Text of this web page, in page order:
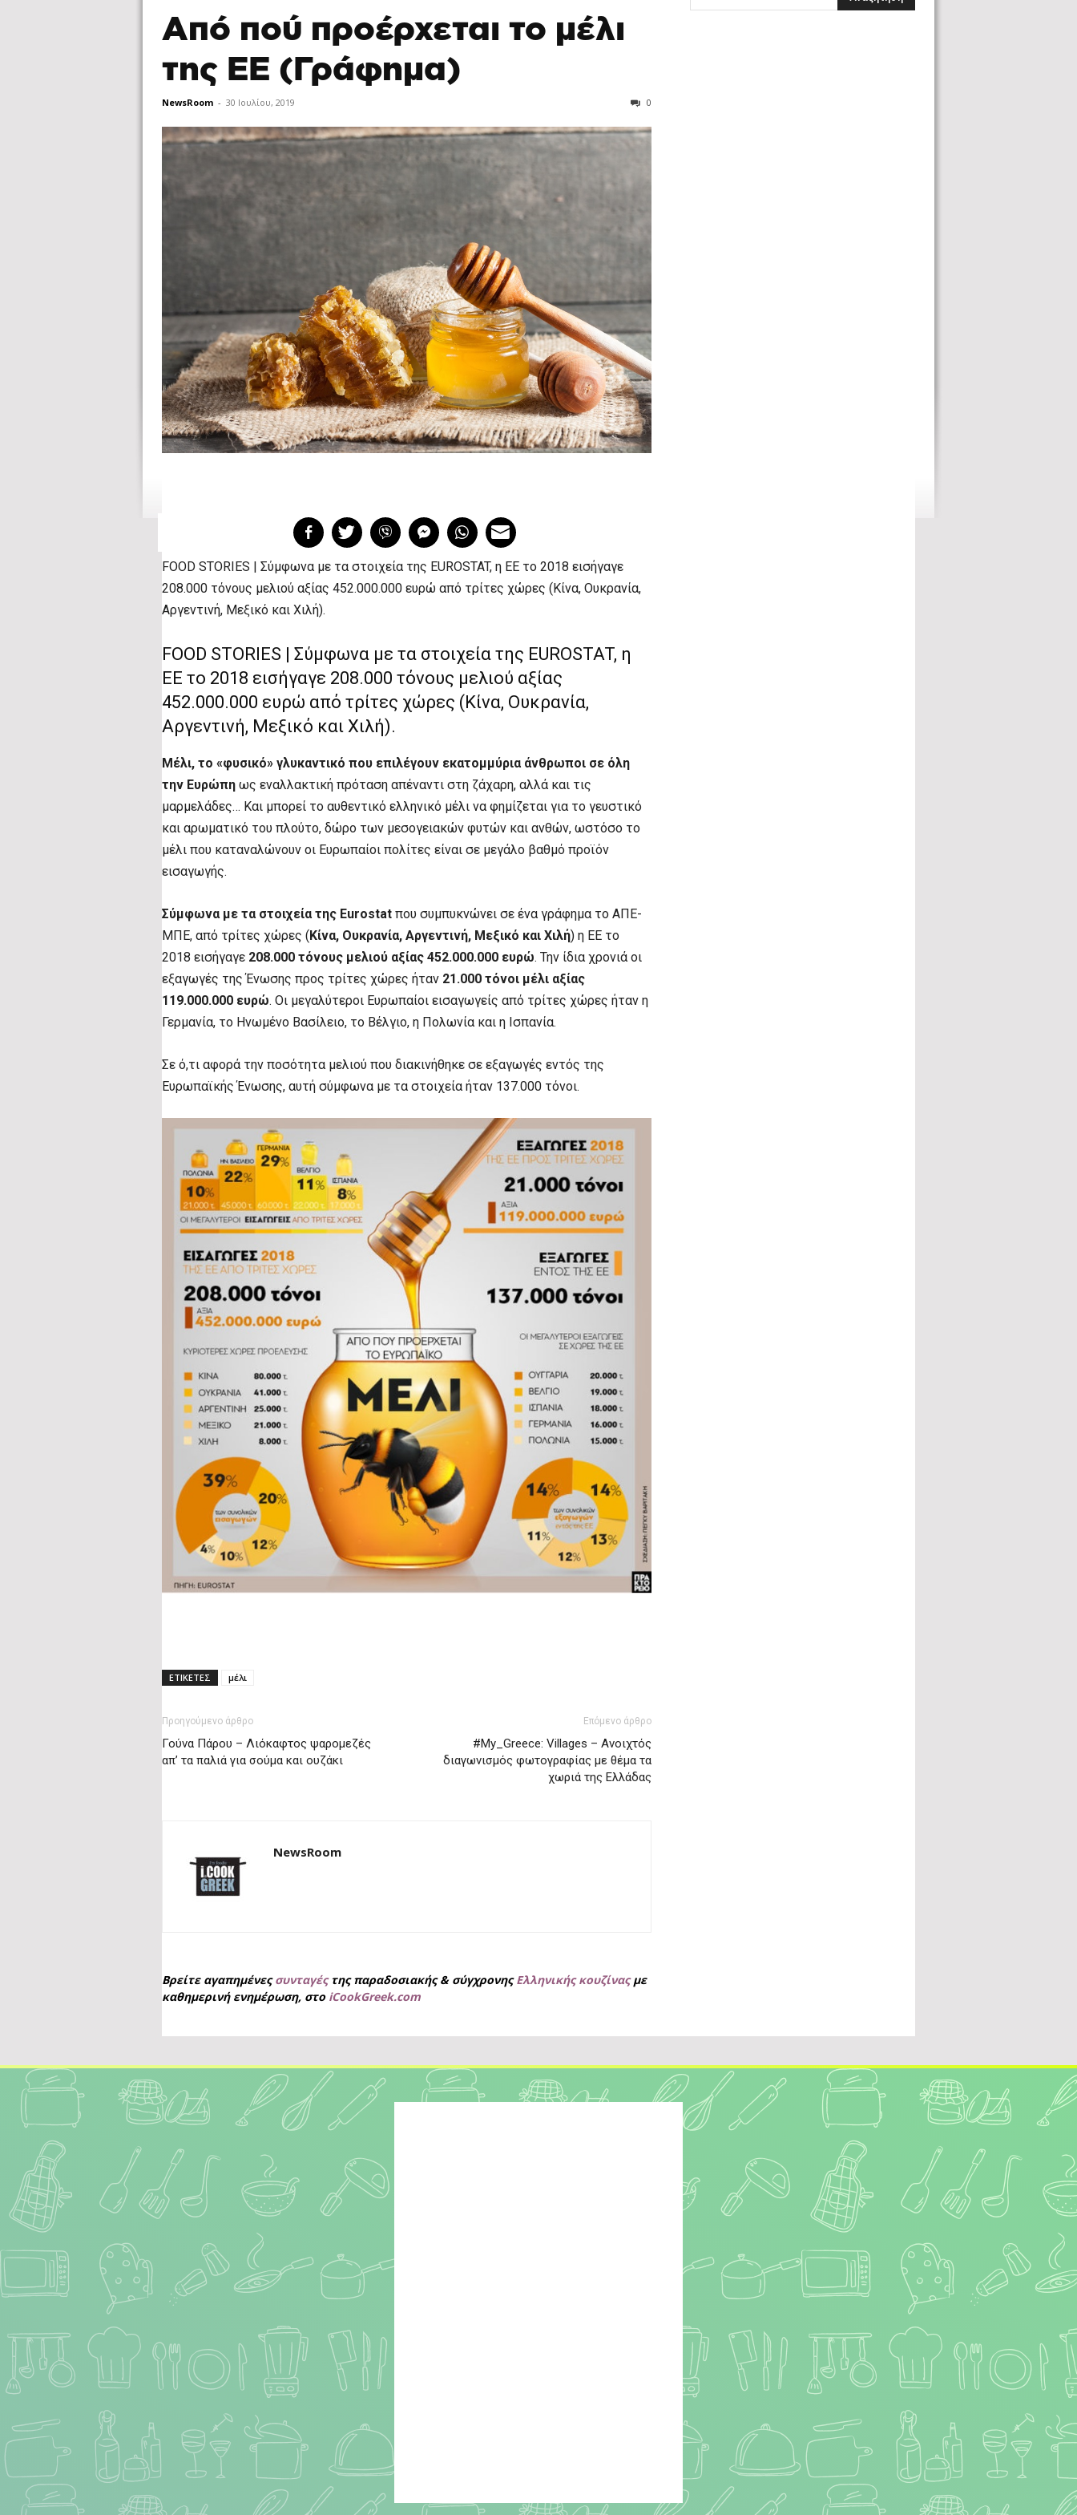
Από πού προέρχεται το μέλι
της ΕΕ (Γράφημα)
NewsRoom - 30 Ιουλίου, 2019 0
FOOD STORIES | Σύμφωνα με τα στοιχεία της EUROSTAT, η ΕΕ το 2018 εισήγαγε
208.000 τόνους μελιού αξίας 452.000.000 ευρώ από τρίτες χώρες (Κίνα, Ουκρανία,
Αργεντινή, Μεξικό και Χιλή).
FOOD STORIES | Σύμφωνα με τα στοιχεία της EUROSTAT, η
ΕΕ το 2018 εισήγαγε 208.000 τόνους μελιού αξίας
452.000.000 ευρώ από τρίτες χώρες (Κίνα, Ουκρανία,
Αργεντινή, Μεξικό και Χιλή).
Μέλι, το «φυσικό» γλυκαντικό που επιλέγουν εκατομμύρια άνθρωποι σε όλη
την Ευρώπη ως εναλλακτική πρόταση απέναντι στη ζάχαρη, αλλά και τις
μαρμελάδες… Και μπορεί το αυθεντικό ελληνικό μέλι να φημίζεται για το γευστικό
και αρωματικό του πλούτο, δώρο των μεσογειακών φυτών και ανθών, ωστόσο το
μέλι που καταναλώνουν οι Ευρωπαίοι πολίτες είναι σε μεγάλο βαθμό προϊόν
εισαγωγής.
Σύμφωνα με τα στοιχεία της Eurostat που συμπυκνώνει σε ένα γράφημα το ΑΠΕ-
ΜΠΕ, από τρίτες χώρες ( Κίνα, Ουκρανία, Αργεντινή, Μεξικό και Χιλή) η ΕΕ το
2018 εισήγαγε 208.000 τόνους μελιού αξίας 452.000.000 ευρώ. Την ίδια χρονιά οι
εξαγωγές της Ένωσης προς τρίτες χώρες ήταν 21.000 τόνοι μέλι αξίας
119.000.000 ευρώ. Οι μεγαλύτεροι Ευρωπαίοι εισαγωγείς από τρίτες χώρες ήταν η
Γερμανία, το Ηνωμένο Βασίλειο, το Βέλγιο, η Πολωνία και η Ισπανία.
Σε ό,τι αφορά την ποσότητα μελιού που διακινήθηκε σε εξαγωγές εντός της
Ευρωπαϊκής Ένωσης, αυτή σύμφωνα με τα στοιχεία ήταν 137.000 τόνοι.
ΕΤΙΚΕΤΕΣ μέλι
Προηγούμενο άρθρο
Γούνα Πάρου – Λιόκαφτος ψαρομεζές
απ’ τα παλιά για σούμα και ουζάκι
Επόμενο άρθρο
#My_Greece: Villages – Ανοιχτός
διαγωνισμός φωτογραφίας με θέμα τα
χωριά της Ελλάδας
NewsRoom
Βρείτε αγαπημένεςσυνταγέςτης παραδοσιακής & σύγχρονηςΕλληνικής κουζίναςμε
καθημερινή ενημέρωση, στο iCookGreek.com